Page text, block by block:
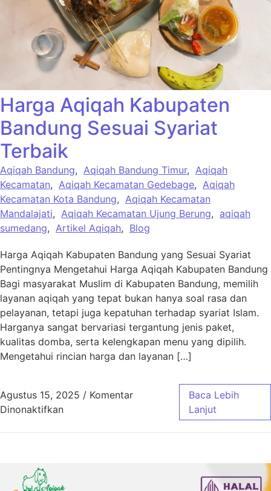
Harga Aqiqah Kabupaten
Bandung Sesuai Syariat
Terbaik
Aqiqah Bandung, Aqiqah Bandung Timur, Aqiqah
Kecamatan, Aqiqah Kecamatan Gedebage, Aqiqah
Kecamatan Kota Bandung, Aqiqah Kecamatan
Mandalajati, Aqiqah Kecamatan Ujung Berung, aqiqah
sumedang, Artikel Aqiqah, Blog
Harga Aqiqah Kabupaten Bandung yang Sesuai Syariat
Pentingnya Mengetahui Harga Aqiqah Kabupaten Bandung
Bagi masyarakat Muslim di Kabupaten Bandung, memilih
layanan aqiqah yang tepat bukan hanya soal rasa dan
pelayanan, tetapi juga kepatuhan terhadap syariat Islam.
Harganya sangat bervariasi tergantung jenis paket,
kualitas domba, serta kelengkapan menu yang dipilih.
Mengetahui rincian harga dan layanan […]
Agustus 15, 2025 / Komentar
Dinonaktifkanpada Harga Aqiqah Kabupaten Bandung
Baca Lebih
Lanjut